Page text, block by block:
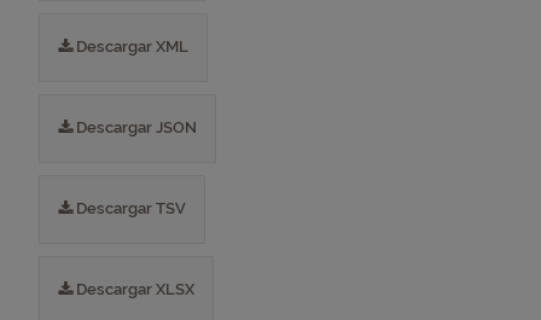
Descargar XML
Descargar JSON
Descargar TSV
Descargar XLSX